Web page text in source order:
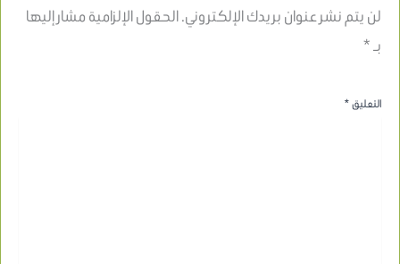
لن يتم نشر عنوان بريدك الإلكتروني.الحقول الإلزامية مشار إليها
بـ*
التعليق*